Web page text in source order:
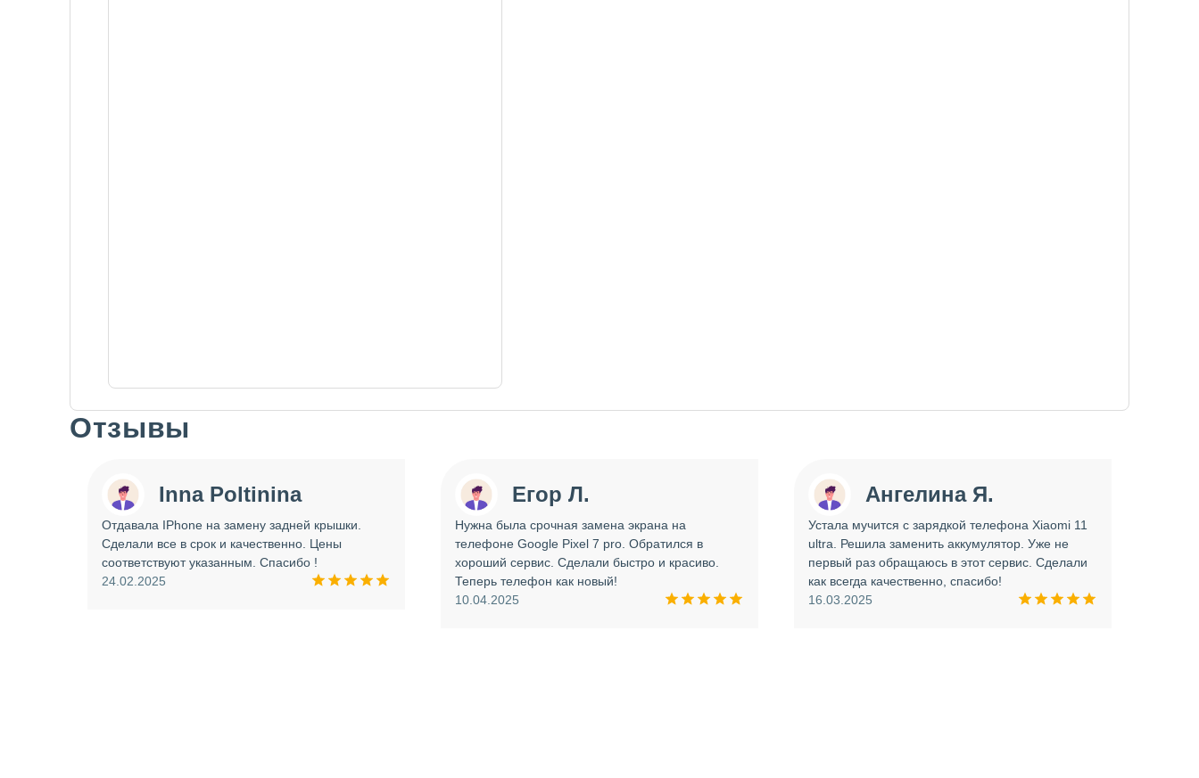
Отзывы
Inna Poltinina
Отдавала IPhone на замену задней крышки.
Сделали все в срок и качественно. Цены
соответствуют указанным. Спасибо !
24.02.2025
Егор Л.
Нужна была срочная замена экрана на
телефоне Google Pixel 7 pro. Обратился в
хороший сервис. Сделали быстро и красиво.
Теперь телефон как новый!
10.04.2025
Ангелина Я.
Устала мучится с зарядкой телефона Xiaomi 11
ultra. Решила заменить аккумулятор. Уже не
первый раз обращаюсь в этот сервис. Сделали
как всегда качественно, спасибо!
16.03.2025